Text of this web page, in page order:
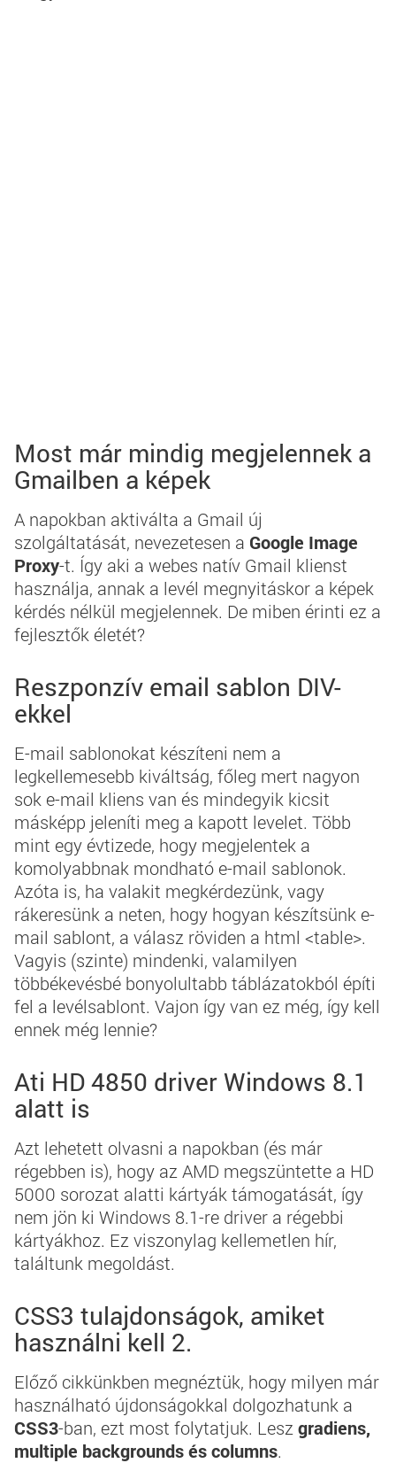
Most már mindig megjelennek a
Gmailben a képek
A napokban aktiválta a Gmail új
szolgáltatását, nevezetesen a Google Image
Proxy-t. Így aki a webes natív Gmail klienst
használja, annak a levél megnyitáskor a képek
kérdés nélkül megjelennek. De miben érinti ez a
fejlesztők életét?
Reszponzív email sablon DIV-
ekkel
E-mail sablonokat készíteni nem a
legkellemesebb kiváltság, főleg mert nagyon
sok e-mail kliens van és mindegyik kicsit
másképp jeleníti meg a kapott levelet. Több
mint egy évtizede, hogy megjelentek a
komolyabbnak mondható e-mail sablonok.
Azóta is, ha valakit megkérdezünk, vagy
rákeresünk a neten, hogy hogyan készítsünk e-
mail sablont, a válasz röviden a html <table>.
Vagyis (szinte) mindenki, valamilyen
többékevésbé bonyolultabb táblázatokból építi
fel a levélsablont. Vajon így van ez még, így kell
ennek még lennie?
Ati HD 4850 driver Windows 8.1
alatt is
Azt lehetett olvasni a napokban (és már
régebben is), hogy az AMD megszüntette a HD
5000 sorozat alatti kártyák támogatását, így
nem jön ki Windows 8.1-re driver a régebbi
kártyákhoz. Ez viszonylag kellemetlen hír,
találtunk megoldást.
CSS3 tulajdonságok, amiket
használni kell 2.
Előző cikkünkben megnéztük, hogy milyen már
használható újdonságokkal dolgozhatunk a
CSS3-ban, ezt most folytatjuk. Lesz gradiens,
multiple backgrounds és columns.